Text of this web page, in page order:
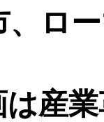
ロ
産